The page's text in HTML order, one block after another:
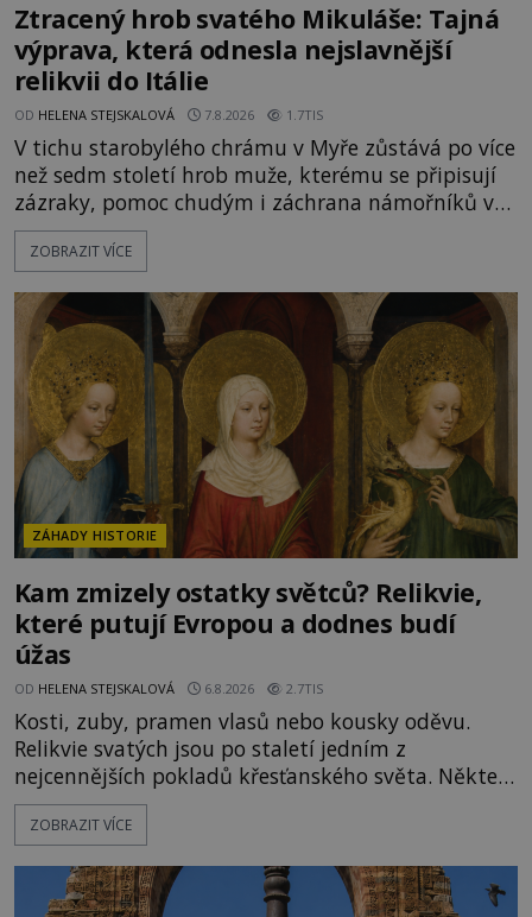
Ztracený hrob svatého Mikuláše: Tajná
výprava, která odnesla nejslavnější
relikvii do Itálie
OD HELENA STEJSKALOVÁ 7.8.2026 1.7TIS
V tichu starobylého chrámu v Myře zůstává po více
než sedm století hrob muže, kterému se připisují
zázraky, pomoc chudým i záchrana námořníků v
bouřích. Pak ale přichází rok 1087 a klidné místo
se mění v dějiště podivné noční výpravy. Skupina
Mikuláše a odváží jeho ostatky přes moře do Bari.
Je to zbožná záchrana před nebezpečím, nebo
promyšlená krádež,
ZOBRAZIT VÍCE
ZÁHADY HISTORIE
Kam zmizely ostatky světců? Relikvie,
které putují Evropou a dodnes budí
úžas
OD HELENA STEJSKALOVÁ 6.8.2026 2.7TIS
Kosti, zuby, pramen vlasů nebo kousky oděvu.
Relikvie svatých jsou po staletí jedním z
nejcennějších pokladů křesťanského světa. Některé
mají pečlivě doloženou historii, jiné provází
záhady, krádeže i nečekané objevy. Jejich osudy
o skutečné historické události. Ve středověké
ZOBRAZIT VÍCE